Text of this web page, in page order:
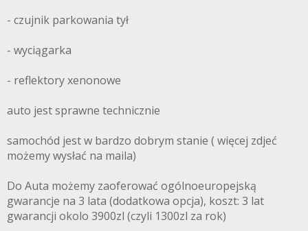
- czujnik parkowania tył
- wyciągarka
- reflektory xenonowe
auto jest sprawne technicznie
samochód jest w bardzo dobrym stanie ( więcej zdjeć
możemy wysłać na maila)
Do Auta możemy zaoferować ogólnoeuropejską
gwarancje na 3 lata (dodatkowa opcja), koszt: 3 lat
gwarancji okolo 3900zl (czyli 1300zl za rok)